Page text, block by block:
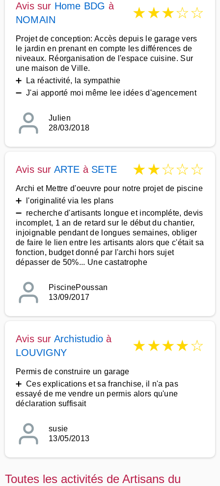
Avis sur Home BDG à
NOMAIN
★★★☆☆
Projet de conception: Accès depuis le garage vers
le jardin en prenant en compte les différences de
niveaux. Réorganisation de l'espace cuisine. Sur
une maison de Ville.
➕ La réactivité, la sympathie
➖ J'ai apporté moi même lee idées d'agencement
Julien
28/03/2018
Avis sur ARTE à SETE ★★☆☆☆
Archi et Mettre d'oeuvre pour notre projet de piscine
➕ l'originalité via les plans
➖ recherche d'artisants longue et incompléte, devis
incomplet, 1 an de retard sur le début du chantier,
injoignable pendant de longues semaines, obliger
de faire le lien entre les artisants alors que c'était sa
fonction, budget donné par l'archi hors sujet
dépasser de 50%... Une castatrophe
PiscinePoussan
13/09/2017
Avis sur Archistudio à
LOUVIGNY
★★★★☆
Permis de construire un garage
➕ Ces explications et sa franchise, il n'a pas
essayé de me vendre un permis alors qu'une
déclaration suffisait
susie
13/05/2013
Toutes les activités de Artisans du